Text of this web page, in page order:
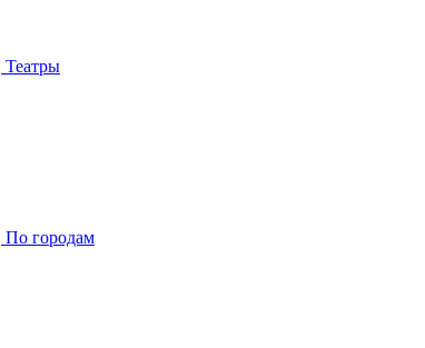
Театры
По городам